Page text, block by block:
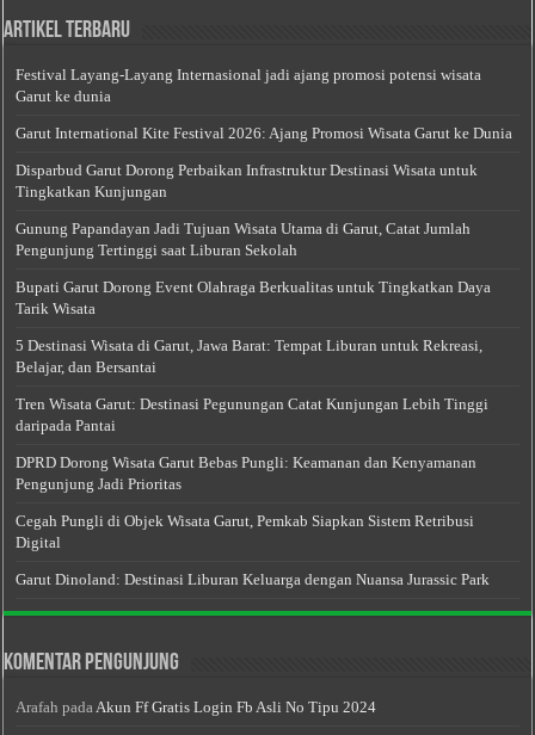
Artikel Terbaru
Festival Layang-Layang Internasional jadi ajang promosi potensi wisata
Garut ke dunia
Garut International Kite Festival 2026: Ajang Promosi Wisata Garut ke Dunia
Disparbud Garut Dorong Perbaikan Infrastruktur Destinasi Wisata untuk
Tingkatkan Kunjungan
Gunung Papandayan Jadi Tujuan Wisata Utama di Garut, Catat Jumlah
Pengunjung Tertinggi saat Liburan Sekolah
Bupati Garut Dorong Event Olahraga Berkualitas untuk Tingkatkan Daya
Tarik Wisata
5 Destinasi Wisata di Garut, Jawa Barat: Tempat Liburan untuk Rekreasi,
Belajar, dan Bersantai
Tren Wisata Garut: Destinasi Pegunungan Catat Kunjungan Lebih Tinggi
daripada Pantai
DPRD Dorong Wisata Garut Bebas Pungli: Keamanan dan Kenyamanan
Pengunjung Jadi Prioritas
Cegah Pungli di Objek Wisata Garut, Pemkab Siapkan Sistem Retribusi
Digital
Garut Dinoland: Destinasi Liburan Keluarga dengan Nuansa Jurassic Park
Komentar Pengunjung
Arafah pada Akun Ff Gratis Login Fb Asli No Tipu 2024